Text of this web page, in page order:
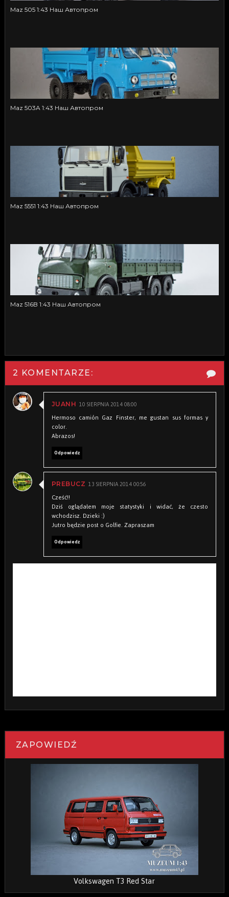
Maz 505 1:43 Наш Автопром
Maz 503A 1:43 Наш Автопром
Maz 5551 1:43 Наш Автопром
Maz 516B 1:43 Наш Автопром
2 KOMENTARZE:
JUANH 10 SIERPNIA 2014 08:00
Hermoso camión Gaz Finster, me gustan sus formas y
color.
Abrazos!
Odpowiedz
PREBUCZ 13 SIERPNIA 2014 00:56
Cześć!!
Dziś oglądałem moje statystyki i widać, że czesto
wchodzisz. Dzieki :)
Jutro będzie post o Golfie. Zapraszam
Odpowiedz
ZAPOWIEDŹ
Volkswagen T3 Red Star